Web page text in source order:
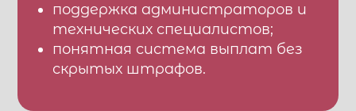
поддержка администраторов и
технических специалистов;
понятная система выплат без
скрытых штрафов.